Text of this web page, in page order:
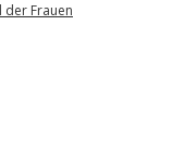
der Frauen